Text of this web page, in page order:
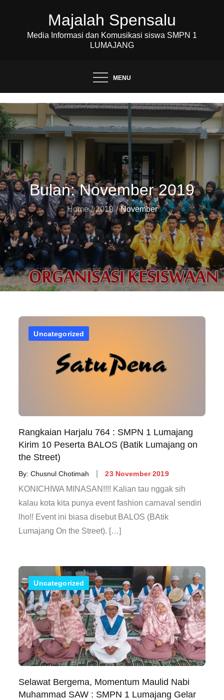
Majalah Spensalu
Media Informasi dan Komusikasi siswa SMPN 1
LUMAJANG
MENU
Bulan:November 2019
Home 2019 November
Uncategorized
Rangkaian Harjalu 764 : SMPN 1 Lumajang
Kirim 10 Peserta BALOS (Batik Lumajang on
the Street)
By:Chusnul Chotimah
Posted
on
23 November 2019
KONICHIWA MINASAN!!!! Kalian tau nggak sih
kalau kota kita punya event fashion carnaval sendiri
lho!! Event ini biasa disebut BALOS (BAtik
Lumajang On the Street). […]
Uncategorized
Selawat Bergema, Momentum Maulid Nabi
Muhammad SAW : SMPN 1 Lumajang Gelar